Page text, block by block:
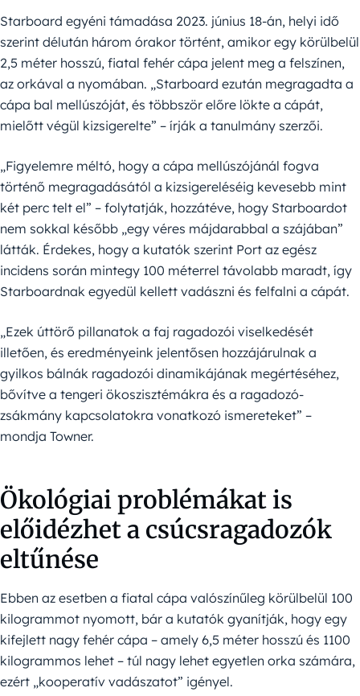
Starboard egyéni támadása 2023. június 18-án, helyi idő
szerint délután három órakor történt, amikor egy körülbelül
2,5 méter hosszú, fiatal fehér cápa jelent meg a felszínen,
az orkával a nyomában. „Starboard ezután megragadta a
cápa bal mellúszóját, és többször előre lökte a cápát,
mielőtt végül kizsigerelte” – írják a tanulmány szerzői.
„Figyelemre méltó, hogy a cápa mellúszójánál fogva
történő megragadásától a kizsigereléséig kevesebb mint
két perc telt el” – folytatják, hozzátéve, hogy Starboardot
nem sokkal később „egy véres májdarabbal a szájában”
látták. Érdekes, hogy a kutatók szerint Port az egész
incidens során mintegy 100 méterrel távolabb maradt, így
Starboardnak egyedül kellett vadászni és felfalni a cápát.
„Ezek úttörő pillanatok a faj ragadozói viselkedését
illetően, és eredményeink jelentősen hozzájárulnak a
gyilkos bálnák ragadozói dinamikájának megértéséhez,
bővítve a tengeri ökoszisztémákra és a ragadozó-
zsákmány kapcsolatokra vonatkozó ismereteket” –
mondja Towner.
Ökológiai problémákat is
előidézhet a csúcsragadozók
eltűnése
Ebben az esetben a fiatal cápa valószínűleg körülbelül 100
kilogrammot nyomott, bár a kutatók gyanítják, hogy egy
kifejlett nagy fehér cápa – amely 6,5 méter hosszú és 1100
kilogrammos lehet – túl nagy lehet egyetlen orka számára,
ezért „kooperatív vadászatot” igényel.